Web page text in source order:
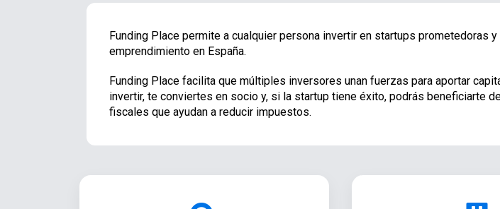
Funding Place permite a cualquier persona invertir en startups prometedoras
emprendimiento en España.
Funding Place facilita que múltiples inversores unan fuerzas para aportar
invertir, te conviertes en socio y, si la startup tiene éxito, podrás beneficiarte
fiscales que ayudan a reducir impuestos.